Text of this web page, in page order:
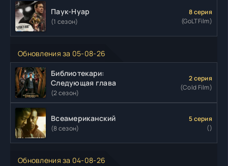
Паук-Нуар
(1 сезон)
8 серия
(GoLTFilm)
Обновления за 05-08-26
Библиотекари:
Следующая глава
(2 сезон)
2 серия
(Cold Film)
Всеамериканский
(8 сезон)
5 серия
()
Обновления за 04-08-26